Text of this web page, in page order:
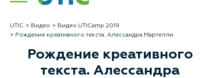
UTIC Видео
Видео UTICamp 2019
Рождение креативного текста. Алессандра Мартелли
Рождение креативного
текста. Алессандра